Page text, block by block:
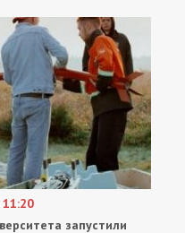
запустили